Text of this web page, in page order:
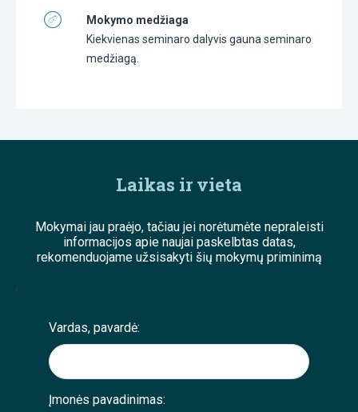
Mokymo medžiaga
Kiekvienas seminaro dalyvis gauna seminaro
medžiagą.
Laikas ir vieta
Mokymai jau praėjo, tačiau jei norėtumėte nepraleisti
informacijos apie naujai paskelbtas datas,
rekomenduojame užsisakyti šių mokymų priminimą
;
Vardas, pavardė:
Įmonės pavadinimas: